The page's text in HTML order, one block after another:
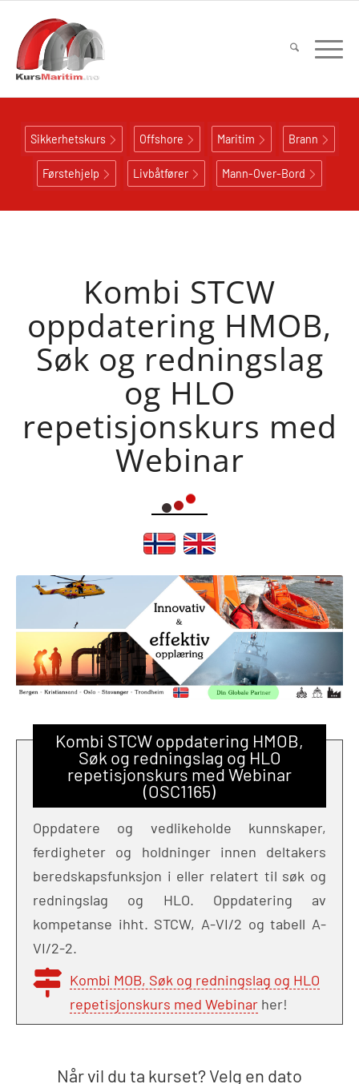
Sikkerhetskurs Offshore Maritim Brann
Førstehjelp Livbåtfører Mann-Over-Bord
Kombi STCW
oppdatering HMOB,
Søk og redningslag
og HLO
repetisjonskurs med
Webinar
Kombi STCW oppdatering HMOB,
Søk og redningslag og HLO
repetisjonskurs med Webinar
(OSC1165)
Oppdatere og vedlikeholde kunnskaper,
ferdigheter og holdninger innen deltakers
beredskapsfunksjon i eller relatert til søk og
redningslag og HLO. Oppdatering av
kompetanse ihht. STCW, A-VI/2 og tabell A-
VI/2-2.
Kombi MOB, Søk og redningslag og HLO
repetisjonskurs med Webinar her!
Når vil du ta kurset? Velg en dato